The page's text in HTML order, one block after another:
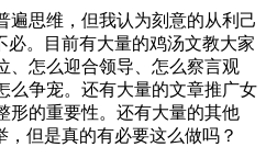
遍思维，但我认为刻意的从利己
必。目前有大量的鸡汤文教大家
、怎么迎合领导、怎么察言观
么争宠。还有大量的文章推广女
形的重要性。还有大量的其他
，但是真的有必要这么做吗？